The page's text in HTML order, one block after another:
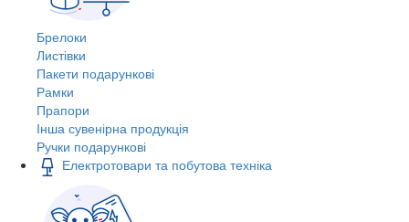
Брелоки
Листівки
Пакети подарункові
Рамки
Прапори
Інша сувенірна продукція
Ручки подарункові
Електротовари та побутова техніка